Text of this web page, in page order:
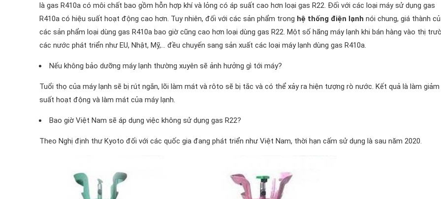
là gas R410a có môi chất bao gồm hỗn hợp khí và lỏng có áp suất cao hơn loại gas R22. Đối với các loại máy sử dụng gas
R410a có hiệu suất hoạt động cao hơn. Tuy nhiên, đối với các sản phẩm trong hệ thống điện lạnh nói chung, giá thành
các sản phẩm loại dùng gas R410a bao giờ cũng cao hơn loại dùng gas R22. Một số hãng máy lạnh khi bán hàng vào thị
các nước phát triển như EU, Nhật, Mỹ,… đều chuyến sang sản xuất các loại máy lạnh dùng gas R410a.
Nếu không bảo dưỡng máy lạnh thường xuyên sẽ ảnh hưởng gì tới máy?
Tuổi thọ của máy lạnh sẽ bị rút ngắn, lõi làm mát và rôto sẽ bị tắc và có thể xảy ra hiện tượng rò nước. Kết quả là làm giảm
suất hoạt động và làm mát của máy lạnh.
Bao giờ Việt Nam sẽ áp dụng việc không sử dụng gas R22?
Theo Nghị định thư Kyoto đối với các quốc gia đang phát triển như Việt Nam, thời hạn cấm sử dụng là sau năm 2020.